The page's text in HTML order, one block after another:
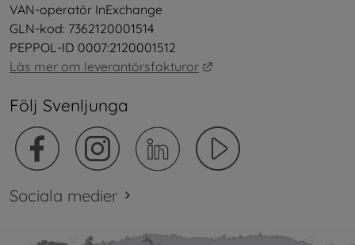
VAN-operatör InExchange
GLN-kod: 7362120001514
PEPPOL-ID 0007:2120001512
Läs mer om leverantörsfakturor
Följ Svenljunga
Sociala medier